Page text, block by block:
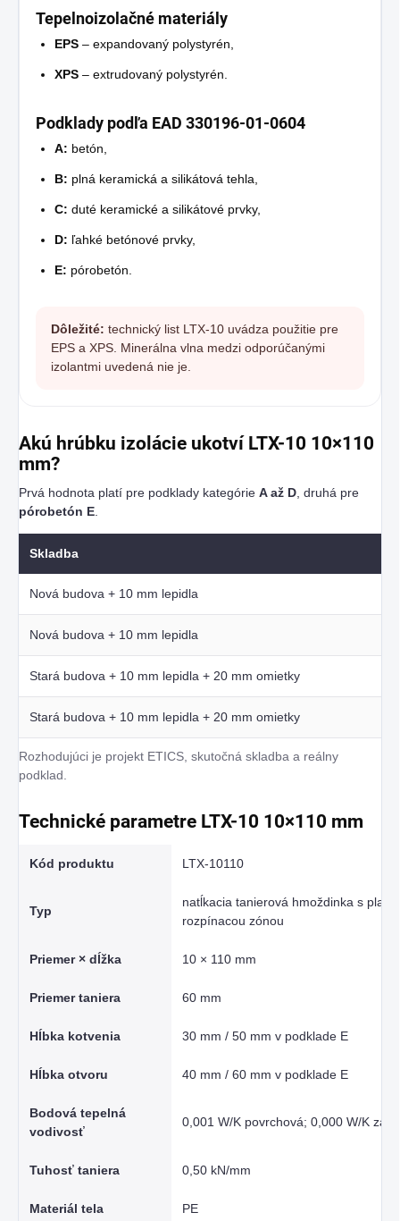
Tepelnoizolačné materiály
EPS – expandovaný polystyrén,
XPS – extrudovaný polystyrén.
Podklady podľa EAD 330196-01-0604
A: betón,
B: plná keramická a silikátová tehla,
C: duté keramické a silikátové prvky,
D: ľahké betónové prvky,
E: pórobetón.
Dôležité: technický list LTX-10 uvádza použitie pre
EPS a XPS. Minerálna vlna medzi odporúčanými
izolantmi uvedená nie je.
Akú hrúbku izolácie ukotví LTX-10 10×110
mm?
Prvá hodnota platí pre podklady kategórie A až D , druhá pre
pórobetón E
Skladba
Nová budova + 10 mm lepidla
Nová budova + 10 mm lepidla
Stará budova + 10 mm lepidla + 20 mm omietky
Stará budova + 10 mm lepidla + 20 mm omietky
Rozhodujúci je projekt ETICS, skutočná skladba a reálny
podklad.
Technické parametre LTX-10 10×110 mm
Kód produktu LTX-10110
Typ
natĺkacia tanierová hmoždinka s
rozpínacou zónou
Priemer × dĺžka 10 × 110 mm
Priemer taniera 60 mm
Hĺbka kotvenia 30 mm / 50 mm v podklade E
Hĺbka otvoru 40 mm / 60 mm v podklade E
Bodová tepelná
vodivosť
0,001 W/K povrchová; 0,000 W/K
Tuhosť taniera 0,50 kN/mm
Materiál tela PE